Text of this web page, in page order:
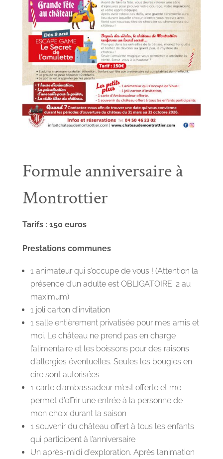
Formule anniversaire à
Montrottier
Tarifs : 150 euros
Prestations communes
1 animateur qui s’occupe de vous ! (Attention la
présence d’un adulte est OBLIGATOIRE. 2 au
maximum)
1 joli carton d’invitation
1 salle entièrement privatisée pour mes amis et
moi. Le château ne prend pas en charge
l’alimentaire et les boissons pour des raisons
d’allergies éventuelles. Seules les bougies en
cire sont autorisées
1 carte d’ambassadeur m’est offerte et me
permet d’offrir une entrée à la personne de
mon choix durant la saison
1 souvenir du château offert à tous les enfants
qui participent à l’anniversaire
Un après-midi d’exploration. Après l’animation